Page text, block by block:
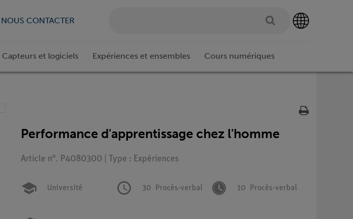
NOUS CONTACTER
Capteurs et logiciels Expériences et ensembles Cours numériques
Performance d'apprentissage chez l'homme
Article n°. P4080300 | Type : Expériences
Université 30 Procès-verbal 10 Procès-verbal